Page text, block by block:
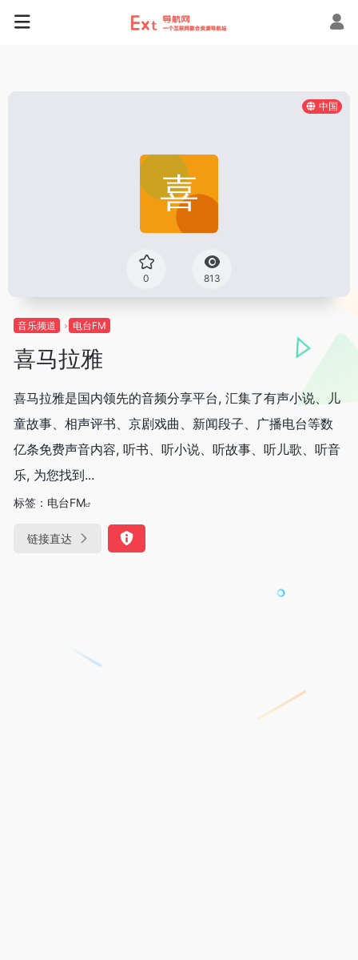
中国
0 813
音乐频道 电台FM
喜马拉雅
喜马拉雅是国内领先的音频分享平台, 汇集了有声小说、儿
童故事、相声评书、京剧戏曲、新闻段子、广播电台等数
亿条免费声音内容, 听书、听小说、听故事、听儿歌、听音
乐, 为您找到...
标签： 电台FM
链接直达